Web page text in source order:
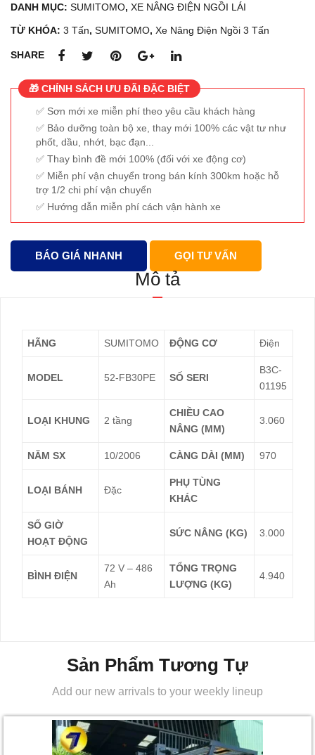
SUMITOMO
52-
số
DANH MỤC: SUMITOMO, XE NÂNG ĐIỆN NGỒI LÁI
TỪ KHÓA: 3 Tấn, SUMITOMO, Xe Nâng Điện Ngồi 3 Tấn
SHARE
🎁 CHÍNH SÁCH ƯU ĐÃI ĐẶC BIỆT
Sơn mới xe miễn phí theo yêu cầu khách hàng
Bảo dưỡng toàn bộ xe, thay mới 100% các vật tư như
phốt, dầu, nhớt, bạc đạn...
Thay bình đề mới 100% (đối với xe động cơ)
Miễn phí vận chuyển trong bán kính 300km hoặc hỗ
trợ 1/2 chi phí vận chuyển
Hướng dẫn miễn phí cách vận hành xe
BÁO GIÁ NHANH GỌI TƯ VẤN
Mô tả
HÃNG SUMITOMO ĐỘNG CƠ Điện
MODEL 52-FB30PE SỐ SERI
B3C-
01195
LOẠI KHUNG 2 tầng
CHIỀU CAO
NÂNG (MM)
3.060
NĂM SX 10/2006 CÀNG DÀI (MM) 970
LOẠI BÁNH Đặc
PHỤ TÙNG
KHÁC
SỐ GIỜ
HOẠT ĐỘNG
SỨC NÂNG (KG) 3.000
BÌNH ĐIỆN
72 V – 486
Ah
TỔNG TRỌNG
LƯỢNG (KG)
4.940
Sản Phẩm Tương Tự
Add our new arrivals to your weekly lineup